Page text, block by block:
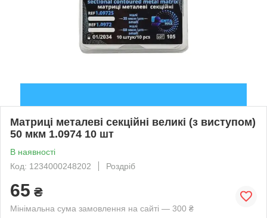
Матриці металеві секційні великі (з виступом)
50 мкм 1.0974 10 шт
В наявності
Код: 1234000248202
Роздріб
65 ₴
Мінімальна сума замовлення на сайті — 300 ₴